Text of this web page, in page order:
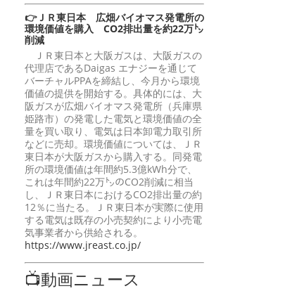
👉ＪＲ東日本 広畑バイオマス発電所の
環境価値を購入 CO2排出量を約22万㌧
削減
ＪＲ東日本と大阪ガスは、大阪ガスの
代理店であるDaigas エナジーを通じて
バーチャルPPAを締結し、今月から環境
価値の提供を開始する。具体的には、大
阪ガスが広畑バイオマス発電所（兵庫県
姫路市）の発電した電気と環境価値の全
量を買い取り、電気は日本卸電力取引所
などに売却。環境価値については、ＪＲ
東日本が大阪ガスから購入する。同発電
所の環境価値は年間約5.3億kWh分で、
これは年間約22万㌧のCO2削減に相当
し、ＪＲ東日本におけるCO2排出量の約
12％に当たる。ＪＲ東日本が実際に使用
する電気は既存の小売契約により小売電
気事業者から供給される。
https://www.jreast.co.jp/
📺動画ニュース